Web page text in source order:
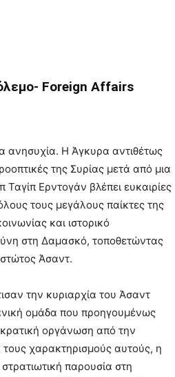
Foreign Affairs
ανησυχία. Η Άγκυρα αντιθέτως
της Συρίας μετά από μια
Ερντογάν βλέπει ευκαιρίες
τους μεγάλους παίκτες της
και ιστορικό
στη Δαμασκό, τοποθετώντας
Άσαντ.
την κυριαρχία του Άσαντ
ομάδα που προηγουμένως
οργάνωση από την
χαρακτηρισμούς αυτούς, η
παρουσία στη